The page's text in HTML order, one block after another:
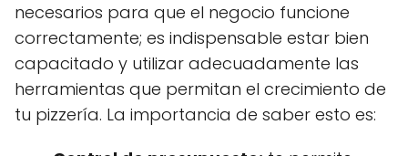
necesarios para que el negocio funcione
correctamente; es indispensable estar bien
capacitado y utilizar adecuadamente las
herramientas que permitan el crecimiento de
tu pizzería. La importancia de saber esto es: